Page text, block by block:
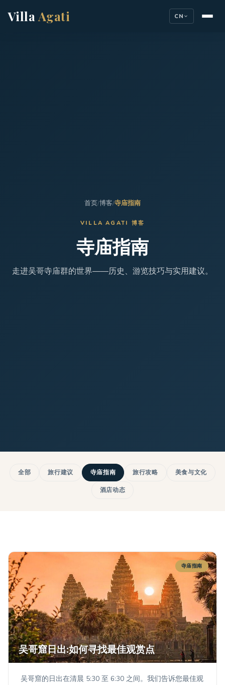
Villa Agati CN
首页/博客/寺庙指南
VILLA AGATI 博客
寺庙指南
走进吴哥寺庙群的世界——历史、游览技巧与实用建议。
全部 旅行建议 寺庙指南 旅行攻略 美食与文化
酒店动态
寺庙指南
吴哥窟日出:如何寻找最佳观赏点
吴哥窟的日出在清晨 5:30 至 6:30 之间。我们告诉您最佳观